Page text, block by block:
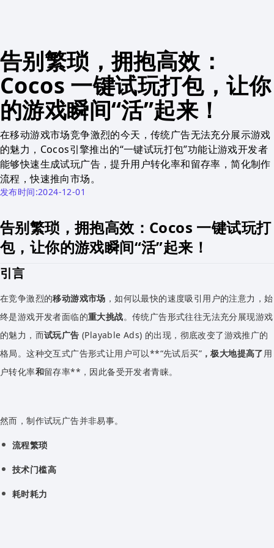
告别繁琐，拥抱高效：
Cocos 一键试玩打包，让你
的游戏瞬间“活”起来！
在移动游戏市场竞争激烈的今天，传统广告无法充分展示游戏
的魅力，Cocos引擎推出的“一键试玩打包”功能让游戏开发者
能够快速生成试玩广告，提升用户转化率和留存率，简化制作
流程，快速推向市场。
发布时间:2024-12-01
告别繁琐，拥抱高效：Cocos 一键试玩打
包，让你的游戏瞬间“活”起来！
引言
在竞争激烈的移动游戏市场 ，如何以最快的速度吸引用户的注意力，始
终是游戏开发者面临的重大挑战。传统广告形式往往无法充分展现游戏
的魅力，而试玩广告 (Playable Ads) 的出现，彻底改变了游戏推广的
格局。这种交互式广告形式让用户可以**“先试后买” ，极大地提高了用
户转化率和留存率**，因此备受开发者青睐。
然而，制作试玩广告并非易事。
流程繁琐
技术门槛高
耗时耗力